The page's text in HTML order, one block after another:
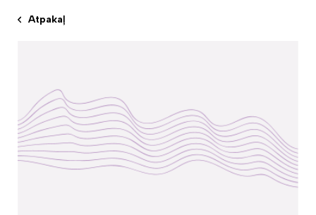
Atpakaļ